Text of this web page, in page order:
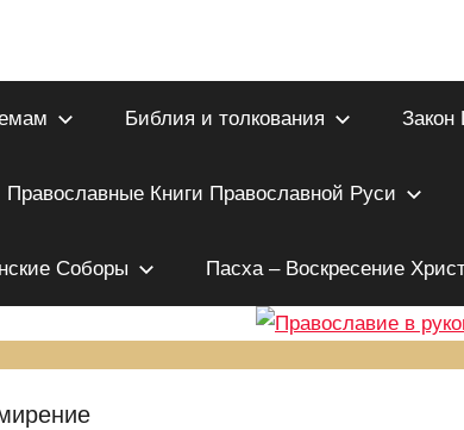
Библия и толкования Закон
Православные Книги Православной Руси
Соборы Пасха – Воскресение